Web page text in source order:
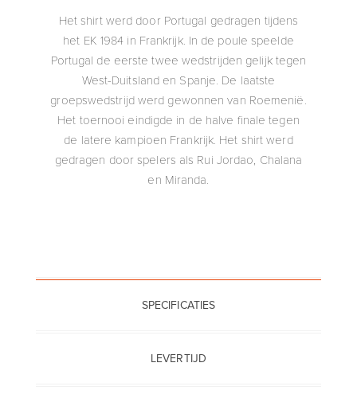
Het shirt werd door Portugal gedragen tijdens
het EK 1984 in Frankrijk. In de poule speelde
Portugal de eerste twee wedstrijden gelijk tegen
West-Duitsland en Spanje. De laatste
groepswedstrijd werd gewonnen van Roemenië.
Het toernooi eindigde in de halve finale tegen
de latere kampioen Frankrijk. Het shirt werd
gedragen door spelers als Rui Jordao, Chalana
en Miranda.
SPECIFICATIES
LEVERTIJD